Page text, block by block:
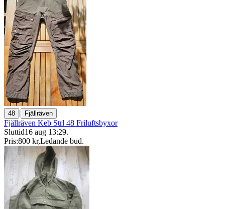
48 | Fjällräven
Fjällräven Keb Strl 48 Friluftsbyxor
Sluttid16 aug 13:29.
Pris:800 kr,Ledande bud.